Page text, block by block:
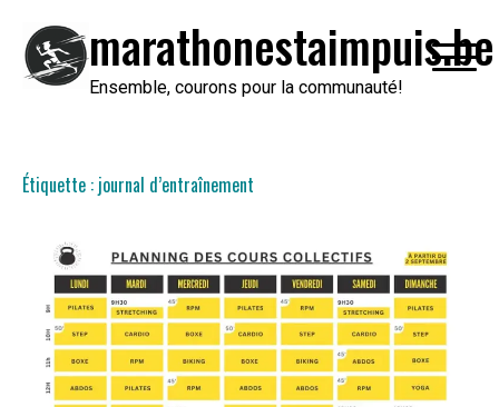
contenu
marathonestaimpuis.be
Ensemble, courons pour la communauté!
Étiquette : journal d’entraînement